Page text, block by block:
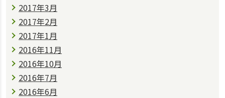
2017年3月
2017年2月
2017年1月
2016年11月
2016年10月
2016年7月
2016年6月